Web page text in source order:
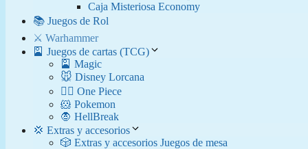
Caja Misteriosa Economy
📚 Juegos de Rol
⚔️ Warhammer
🎴 Juegos de cartas (TCG)
🎴 Magic
🐭 Disney Lorcana
🏴‍☠️ One Piece
🐹 Pokemon
🧛​ HellBreak
💢 Extras y accesorios
🎲 Extras y accesorios Juegos de mesa